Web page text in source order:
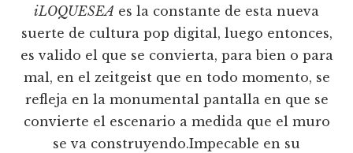
iLOQUESEA es la constante de esta nueva
suerte de cultura pop digital, luego entonces,
es valido el que se convierta, para bien o para
mal, en el zeitgeist que en todo momento, se
refleja en la monumental pantalla en que se
convierte el escenario a medida que el muro
se va construyendo.Impecable en su